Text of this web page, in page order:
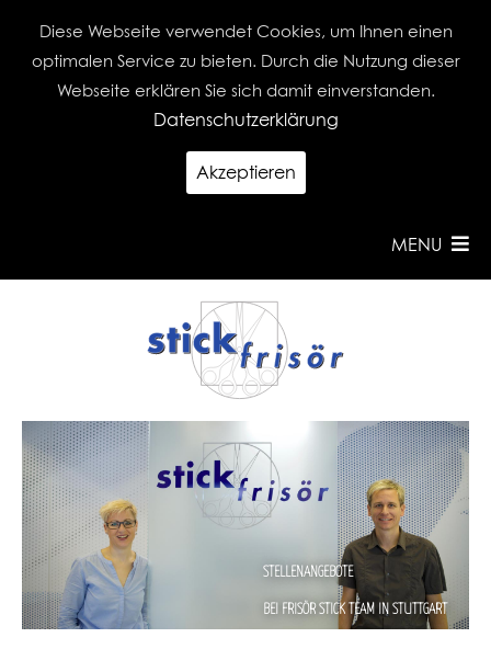
MENU
STELLENANGEBOTE
BEI FRISÖR STICK TEAM IN STUTTGART
Diese Webseite verwendet Cookies, um Ihnen einen
optimalen Service zu bieten. Durch die Nutzung dieser
Webseite erklären Sie sich damit einverstanden.
Datenschutzerklärung
Akzeptieren